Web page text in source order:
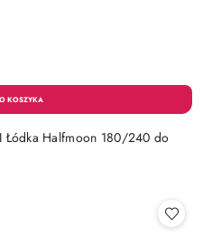
Łódka Halfmoon 180/240 do